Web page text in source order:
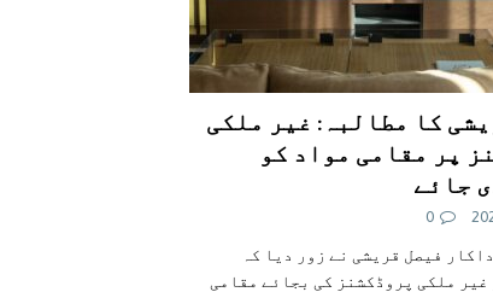
کا مطالبہ: غیر ملکی
پر مقامی مواد کو
جائے
0
اداکار فیصل قریشی نے زور دیا کہ
غیر ملکی پروڈکشنز کی بجائے مقامی